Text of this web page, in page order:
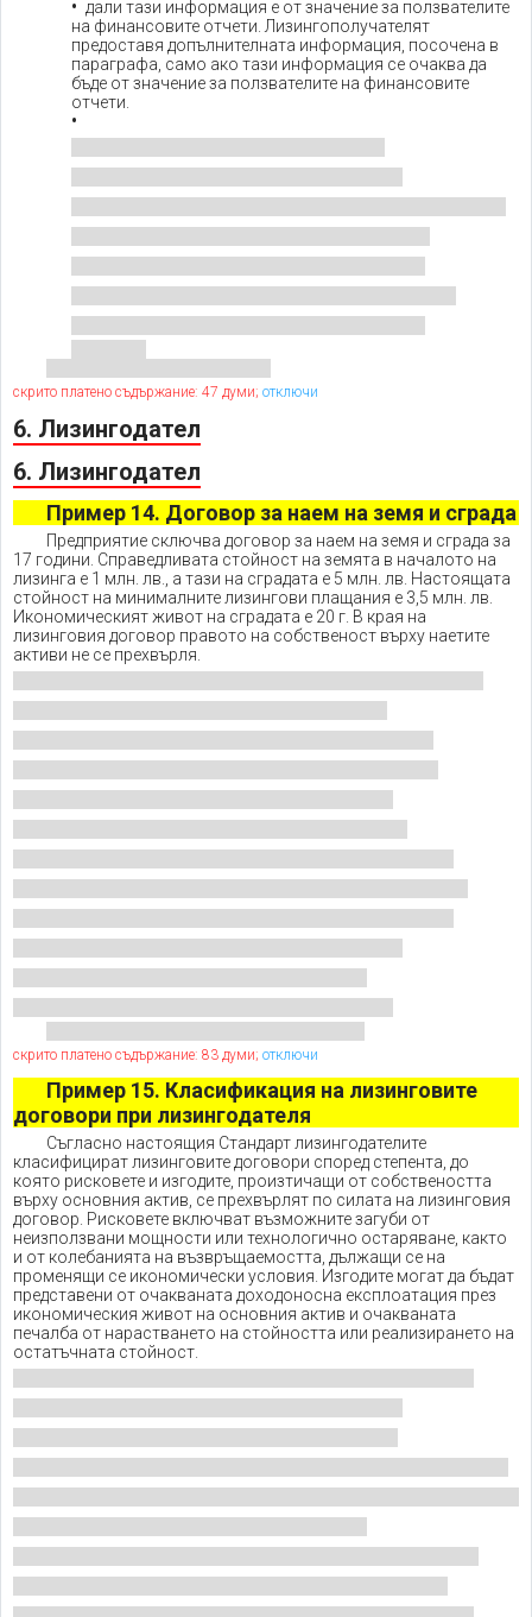
дали тази информация е от значение за ползвателите
на финансовите отчети. Лизингополучателят
предоставя допълнителната информация, посочена в
параграфа, само ако тази информация се очаква да
бъде от значение за ползвателите на финансовите
отчети.
скрито платено съдържание: 47 думи; отключи
6. Лизингодател
6. Лизингодател
Пример 14. Договор за наем на земя и сграда
Предприятие сключва договор за наем на земя и сграда за
17 години. Справедливата стойност на земята в началото на
лизинга е 1 млн. лв., а тази на сградата е 5 млн. лв. Настоящата
стойност на минималните лизингови плащания е 3,5 млн. лв.
Икономическият живот на сградата е 20 г. В края на
лизинговия договор правото на собственост върху наетите
активи не се прехвърля.
скрито платено съдържание: 83 думи; отключи
Пример 15. Класификация на лизинговите
договори при лизингодателя
Съгласно настоящия Стандарт лизингодателите
класифицират лизинговите договори според степента, до
която рисковете и изгодите, произтичащи от собствеността
върху основния актив, се прехвърлят по силата на лизинговия
договор. Рисковете включват възможните загуби от
неизползвани мощности или технологично остаряване, както
и от колебанията на възвръщаемостта, дължащи се на
променящи се икономически условия. Изгодите могат да бъдат
представени от очакваната доходоносна експлоатация през
икономическия живот на основния актив и очакваната
печалба от нарастването на стойността или реализирането на
остатъчната стойност.